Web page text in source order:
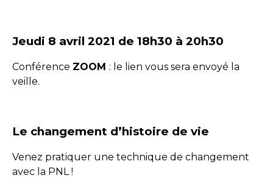
Jeudi 8 avril 2021 de 18h30 à 20h30
Conférence ZOOM : le lien vous sera envoyé la
veille.
Le changement d’histoire de vie
Venez pratiquer une technique de changement
avec la PNL !